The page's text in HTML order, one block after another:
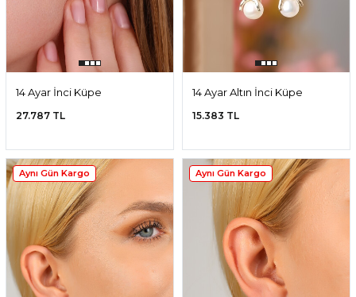
14 Ayar İnci Küpe
27.787 TL
14 Ayar Altın İnci Küpe
15.383 TL
Aynı Gün Kargo Aynı Gün Kargo